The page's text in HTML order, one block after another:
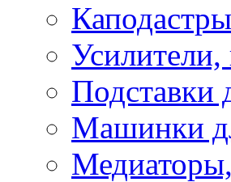
Каподастры
Подставки
Машинки